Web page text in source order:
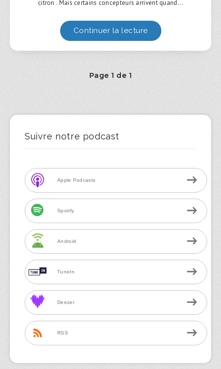
citron . Mais certains concepteurs arrivent quand…
Continuer la lecture
Page 1 de 1
Suivre notre podcast
Apple Podcasts
Spotify
Android
TuneIn
Deezer
RSS